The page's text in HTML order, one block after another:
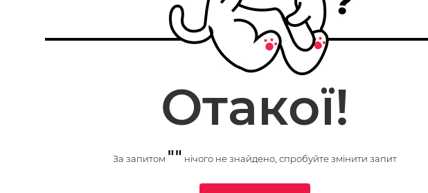
Отакої!
За запитом "" нічого не знайдено, спробуйте змінити запит